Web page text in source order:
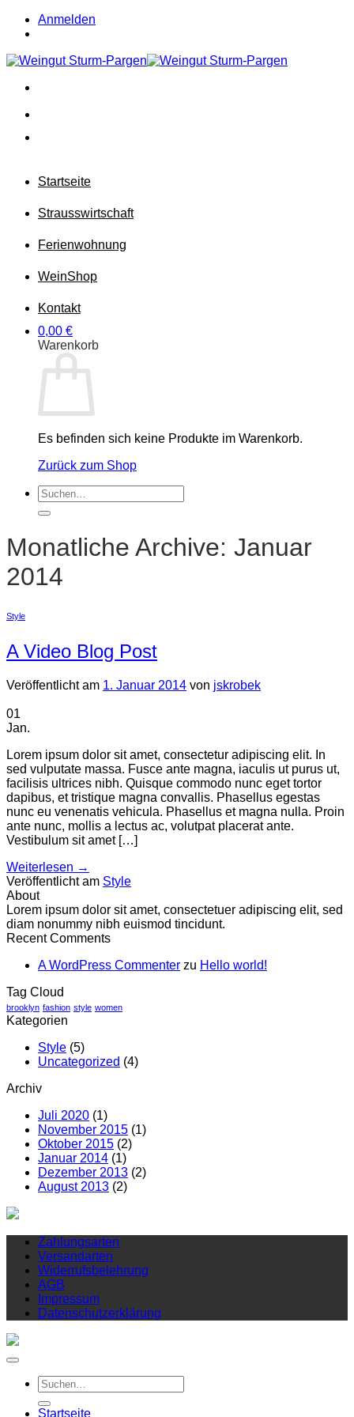
Zum
Inhalt
Anmelden
Startseite
Strausswirtschaft
Ferienwohnung
WeinShop
Kontakt
0,00 €
Warenkorb
Es befinden sich keine Produkte im Warenkorb.
Zurück zum Shop
Suchen
nach:
Monatliche Archive: Januar
2014
Style
A Video Blog Post
Veröffentlicht am 1. Januar 2014 von jskrobek
01
Jan.
Lorem ipsum dolor sit amet, consectetur adipiscing elit. In
sed vulputate massa. Fusce ante magna, iaculis ut purus ut,
facilisis ultrices nibh. Quisque commodo nunc eget tortor
dapibus, et tristique magna convallis. Phasellus egestas
nunc eu venenatis vehicula. Phasellus et magna nulla. Proin
ante nunc, mollis a lectus ac, volutpat placerat ante.
Vestibulum sit amet […]
Weiterlesen →
Veröffentlicht am Style
About
Lorem ipsum dolor sit amet, consectetuer adipiscing elit, sed
diam nonummy nibh euismod tincidunt.
Recent Comments
A WordPress Commenter zu Hello world!
Tag Cloud
brooklyn fashion style women
Kategorien
Style (5)
Uncategorized (4)
Archiv
Juli 2020 (1)
November 2015 (1)
Oktober 2015 (2)
Januar 2014 (1)
Dezember 2013 (2)
August 2013 (2)
Zahlungsarten
Versandarten
Widerrufsbelehrung
AGB
Impressum
Datenschutzerklärung
Suchen
nach:
Startseite